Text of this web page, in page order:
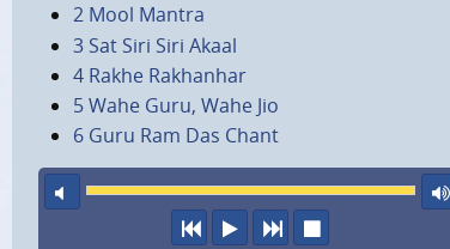
2 Mool Mantra
3 Sat Siri Siri Akaal
4 Rakhe Rakhanhar
5 Wahe Guru, Wahe Jio
6 Guru Ram Das Chant
Ton aus
vorheriger Titel
Abspielennächster Titel